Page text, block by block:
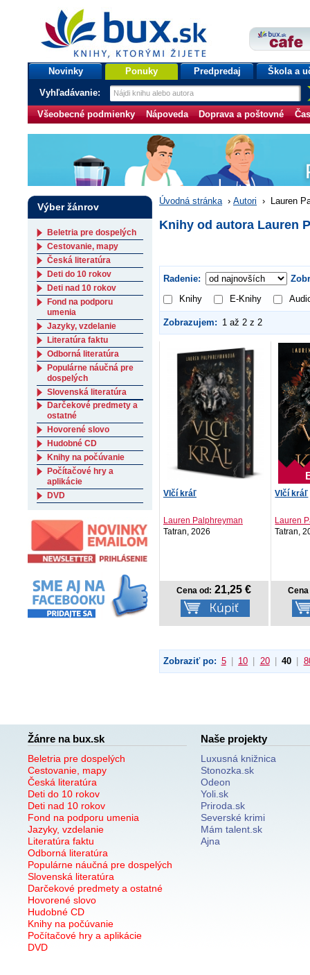
bux.sk
knihy, ktorými žijete
Úvodná stránka
Novinky Ponuky Predpredaj Škola a
Vyhľadávanie:
Všeobecné podmienky Nápoveda Doprava a poštovné
Úvodná stránka › Autori › Lauren
Knihy od autora Lauren
Radenie:
Knihy
E-Knihy
Zobrazujem: 1 až 2 z 2
Vlčí kráľ
Lauren Palphreyman
Tatran, 2026
Cena od: 21,25 €
Vlčí kráľ
Lauren
Tatran,
Zobraziť po: 5 10 20 40
Výber žánrov
Beletria pre dospelých
Cestovanie, mapy
Česká literatúra
Deti do 10 rokov
Deti nad 10 rokov
Fond na podporu
umenia
Jazyky, vzdelanie
Literatúra faktu
Odborná literatúra
Populárne náučná pre
dospelých
Slovenská literatúra
Darčekové predmety a
ostatné
Hovorené slovo
Hudobné CD
Knihy na počúvanie
Počítačové hry a
aplikácie
DVD
Žánre na bux.sk
Beletria pre dospelých
Cestovanie, mapy
Česká literatúra
Deti do 10 rokov
Deti nad 10 rokov
Fond na podporu umenia
Jazyky, vzdelanie
Literatúra faktu
Odborná literatúra
Populárne náučná pre dospelých
Slovenská literatúra
Darčekové predmety a ostatné
Hovorené slovo
Hudobné CD
Knihy na počúvanie
Počítačové hry a aplikácie
DVD
Naše projekty
Luxusná knižnica
Stonozka.sk
Odeon
Yoli.sk
Priroda.sk
Severské krimi
Mám talent.sk
Ajna